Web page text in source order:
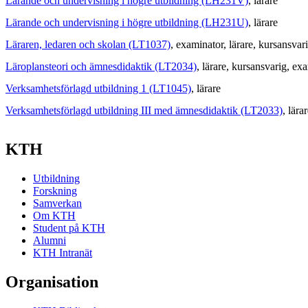
Lärande och undervisning i högre utbildning (LH231U), lärare
Läraren, ledaren och skolan (LT1037), examinator, lärare,
Läroplansteori och ämnesdidaktik (LT2034), lärare, kursansvarig,
Verksamhetsförlagd utbildning 1 (LT1045), lärare
Verksamhetsförlagd utbildning III med ämnesdidaktik (LT2033),
KTH
Utbildning
Forskning
Samverkan
Om KTH
Student på KTH
Alumni
KTH Intranät
Organisation